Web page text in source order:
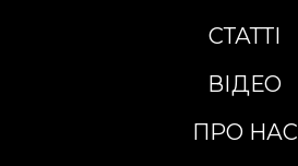
СТАТТІ
ВІДЕО
ПРО НАС